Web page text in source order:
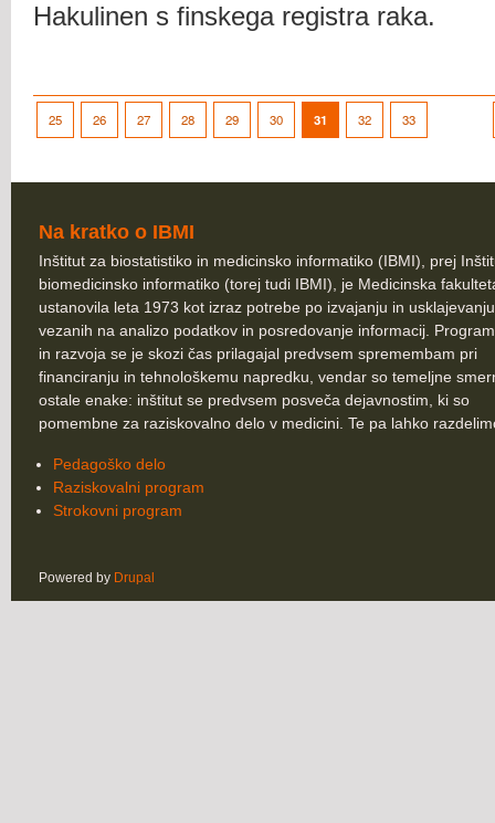
Hakulinen s finskega registra raka.
25 26 27 28 29 30 31 32 33
Na kratko o IBMI
Inštitut za biostatistiko in medicinsko informatiko (IBMI), prej
biomedicinsko informatiko (torej tudi IBMI), je Medicinska
ustanovila leta 1973 kot izraz potrebe po izvajanju in
vezanih na analizo podatkov in posredovanje informacij.
in razvoja se je skozi čas prilagajal predvsem spremembam pri
financiranju in tehnološkemu napredku, vendar so temeljne
ostale enake: inštitut se predvsem posveča dejavnostim, ki so
pomembne za raziskovalno delo v medicini. Te pa lahko
Pedagoško delo
Raziskovalni program
Strokovni program
Powered by Drupal